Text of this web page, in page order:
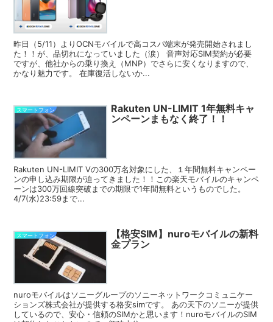
昨日（5/11）よりOCNモバイルで高コスパ端末が発売開始されまし
た！！が、品切れになっていました（涙） 音声対応SIM契約が必要
ですが、他社からの乗り換え（MNP）でさらに安くなりますので、
かなり魅力です。 在庫復活しないか...
スマートフォン
Rakuten UN-LIMIT 1年無料キャ
ンペーンまもなく終了！！
Rakuten UN-LIMIT Vの300万名対象にした、１年間無料キャンペー
ンの申し込み期限が迫ってきました！！この楽天モバイルのキャンペ
ーンは300万回線突破までの期限で1年間無料というものでした。
4/7(水)23:59まで...
スマートフォン
【格安SIM】nuroモバイルの新料
金プラン
nuroモバイルはソニーグループのソニーネットワークコミュニケー
ションズ株式会社が提供する格安simです。 あの天下のソニーが提供
しているので、安心・信頼のSIMかと思います！nuroモバイルのSIM